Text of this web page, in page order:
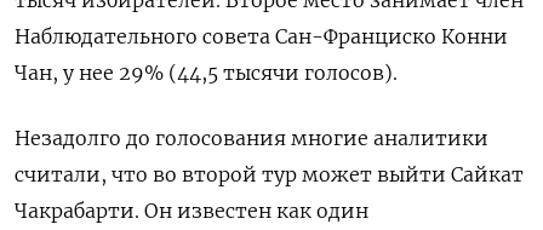
Наблюдательного совета Сан-Франциско Конни
Чан, у нее 29% (44,5 тысячи голосов).
Незадолго до голосования многие аналитики
считали, что во второй тур может выйти Сайкат
Чакрабарти. Он известен как один